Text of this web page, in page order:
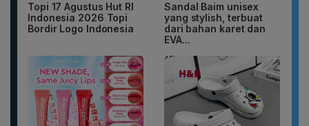
Topi 17 Agustus Hut RI
Indonesia 2026 Topi
Bordir Logo Indonesia
Sandal Baim unisex
yang stylish, terbuat
dari bahan karet dan
EVA...